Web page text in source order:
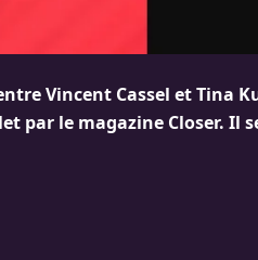
Vincent Cassel et Tina
par le magazine Closer. Il